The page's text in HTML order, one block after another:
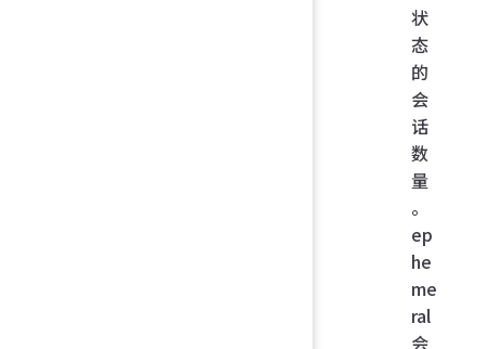
状
态
的
会
话
数
量
。
ep
he
me
ral
会